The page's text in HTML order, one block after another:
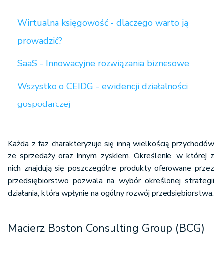
Wirtualna księgowość - dlaczego warto ją
prowadzić?
SaaS - Innowacyjne rozwiązania biznesowe
Wszystko o CEIDG - ewidencji działalności
gospodarczej
Każda z faz charakteryzuje się inną wielkością przychodów
ze sprzedaży oraz innym zyskiem. Określenie, w której z
nich znajdują się poszczególne produkty oferowane przez
przedsiębiorstwo pozwala na wybór określonej strategii
działania, która wpłynie na ogólny rozwój przedsiębiorstwa.
Macierz Boston Consulting Group (BCG)